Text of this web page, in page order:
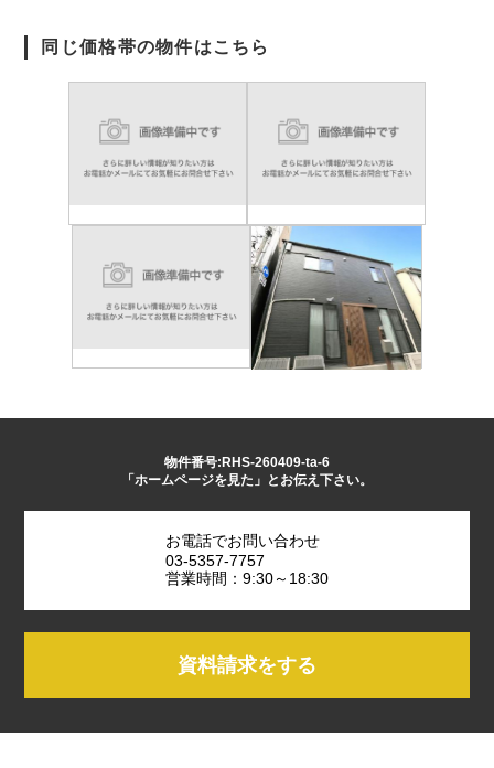
同じ価格帯の物件はこちら
物件番号:RHS-260409-ta-6
「ホームページを見た」とお伝え下さい。
お電話でお問い合わせ
03-5357-7757
営業時間：9:30～18:30
資料請求をする